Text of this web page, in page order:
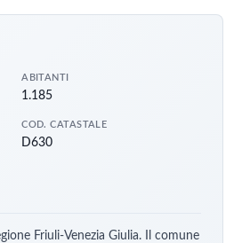
ABITANTI
1.185
COD. CATASTALE
D630
Friuli-Venezia Giulia. Il comune